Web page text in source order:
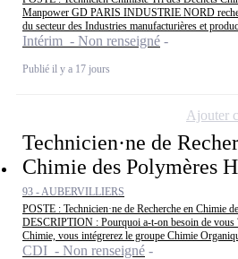
Manpower GD PARIS INDUSTRIE NORD
du secteur des Industries manufacturières et
Intérim - Non renseigné
Publié il y a 17 jours
Technicien·ne de
Chimie des Polymères
93 - AUBERVILLIERS
POSTE : Technicien·ne de Recherche en Chimie
DESCRIPTION : Pourquoi a-t-on besoin de vous
Chimie, vous intégrerez le groupe Chimie
CDI - Non renseigné
Ajouter